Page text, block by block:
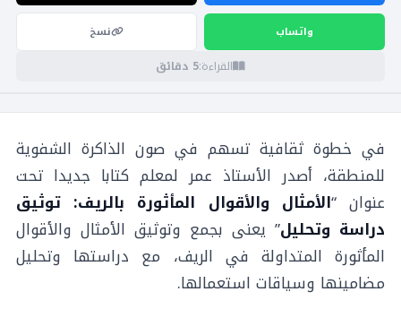
واتساب نسخ
القراءة:5 دقائق
في خطوة ثقافية تسهم في صون الذاكرة الشفوية
للمنطقة، أصدر الأستاذ عمر لمعلم كتابا جديدا تحت
عنوان “الأمثال والأقوال المأثورة بالريف: توثيق
دراسة وتحليل” يعنى بجمع وتوثيق الأمثال والأقوال
المأثورة المتداولة في الريف، مع دراستها وتحليل
مضامينها وسياقات استعمالها.